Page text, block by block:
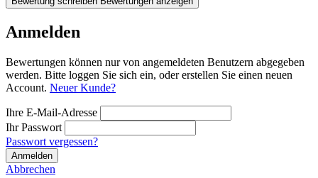
Anmelden
Bewertungen können nur von angemeldeten Benutzern abgegeben
werden. Bitte loggen Sie sich ein, oder erstellen Sie einen neuen
Account. Neuer Kunde?
Ihre E-Mail-Adresse
Ihr Passwort
Passwort vergessen?
Anmelden
Abbrechen